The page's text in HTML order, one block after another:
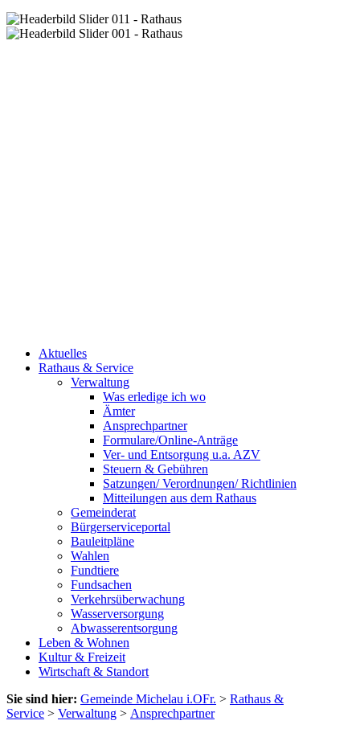
Aktuelles
Rathaus & Service
Verwaltung
Was erledige ich wo
Ämter
Ansprechpartner
Formulare/Online-Anträge
Ver- und Entsorgung u.a. AZV
Steuern & Gebühren
Satzungen/ Verordnungen/ Richtlinien
Mitteilungen aus dem Rathaus
Gemeinderat
Bürgerserviceportal
Bauleitpläne
Wahlen
Fundtiere
Fundsachen
Verkehrsüberwachung
Wasserversorgung
Abwasserentsorgung
Leben & Wohnen
Kultur & Freizeit
Wirtschaft & Standort
Sie sind hier: Gemeinde Michelau i.OFr. > Rathaus &
Service > Verwaltung > Ansprechpartner